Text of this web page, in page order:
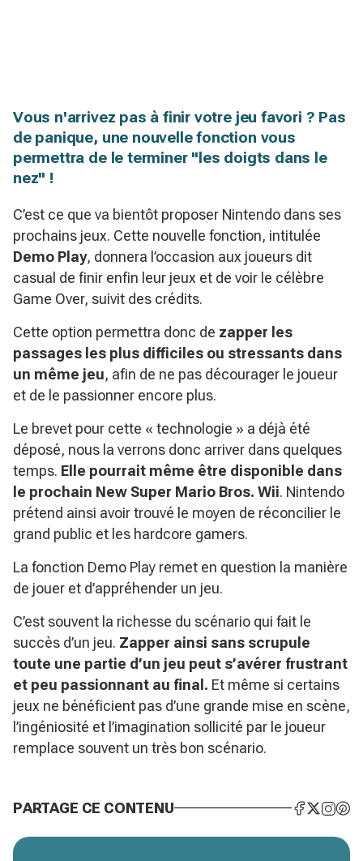
Vous n'arrivez pas à finir votre jeu favori ? Pas
de panique, une nouvelle fonction vous
permettra de le terminer "les doigts dans le
nez" !
C’est ce que va bientôt proposer Nintendo dans ses
prochains jeux. Cette nouvelle fonction, intitulée
Demo Play, donnera l’occasion aux joueurs dit
casual de finir enfin leur jeux et de voir le célèbre
Game Over, suivit des crédits.
Cette option permettra donc de zapper les
passages les plus difficiles ou stressants dans
un même jeu, afin de ne pas décourager le joueur
et de le passionner encore plus.
Le brevet pour cette « technologie » a déjà été
déposé, nous la verrons donc arriver dans quelques
temps. Elle pourrait même être disponible dans
le prochain New Super Mario Bros. Wii. Nintendo
prétend ainsi avoir trouvé le moyen de réconcilier le
grand public et les hardcore gamers.
La fonction Demo Play remet en question la manière
de jouer et d’appréhender un jeu.
C’est souvent la richesse du scénario qui fait le
succès d’un jeu. Zapper ainsi sans scrupule
toute une partie d’un jeu peut s’avérer frustrant
et peu passionnant au final. Et même si certains
jeux ne bénéficient pas d’une grande mise en scène,
l’ingéniosité et l’imagination sollicité par le joueur
remplace souvent un très bon scénario.
PARTAGE CE CONTENU